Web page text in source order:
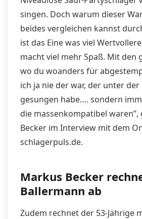
singen. Doch warum dieser
beides vergleichen kannst
ist das Eine was viel
macht viel mehr Spaß. Mit den
wo du woanders für
ich ja nie der war, der unter
gesungen habe…. sondern
die massenkompatibel
Becker im Interview mit dem
schlagerpuls.de.
Markus Becker
Ballermann ab
Zudem rechnet der 53-Jährige